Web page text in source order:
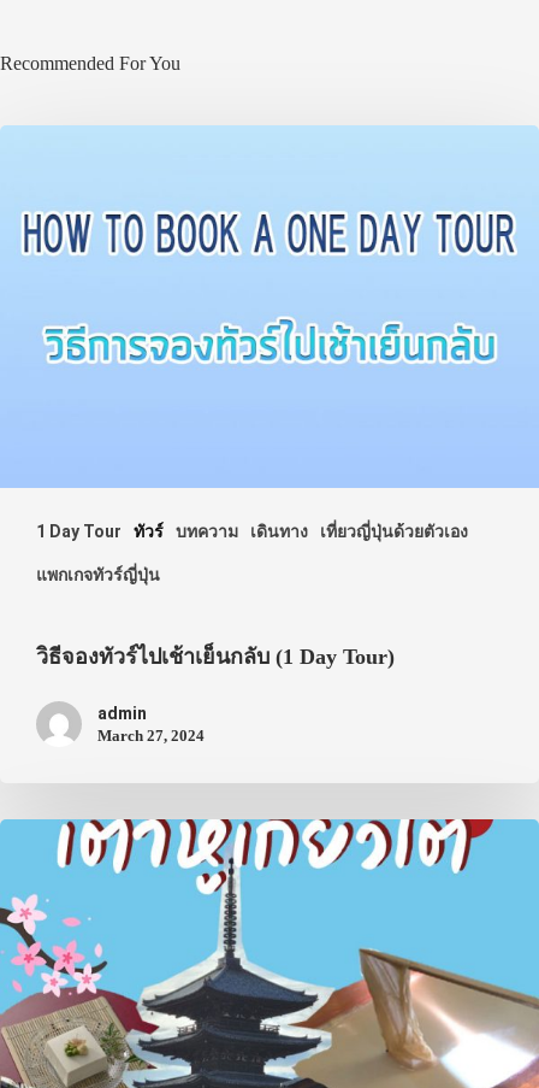
Recommended For You
1 Day Tour ทัวร์ บทความ เดินทาง เที่ยวญี่ปุ่นด้วยตัวเอง
แพกเกจทัวร์ญี่ปุ่น
วิธีจองทัวร์ไปเช้าเย็นกลับ (1 Day Tour)
admin
March 27, 2024
เที่ยวญี่ปุ่นด้ว
เอง
รถบัส